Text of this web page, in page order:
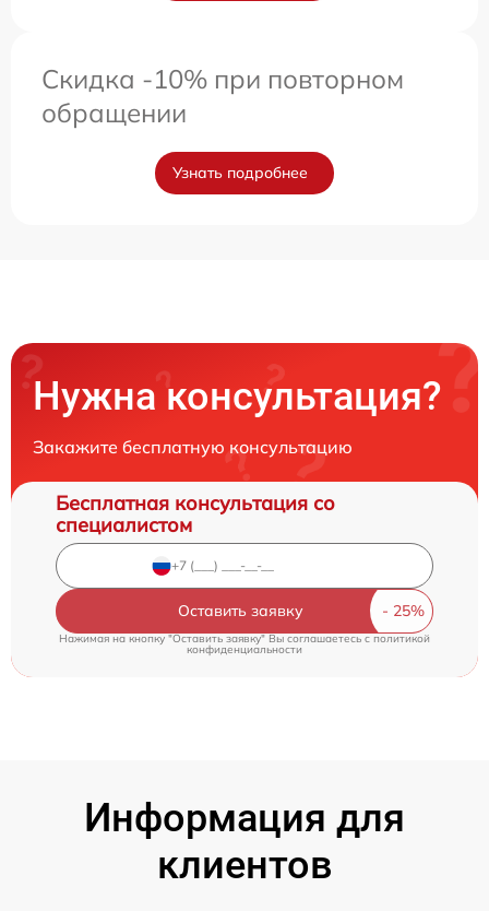
Скидка -10% при повторном
обращении
Узнать подробнее
Нужна консультация?
Закажите бесплатную консультацию
Бесплатная консультация со
специалистом
Оставить заявку
Нажимая на кнопку "Оставить заявку" Вы соглашаетесь cполитикой
конфиденциальности
Информация для
клиентов